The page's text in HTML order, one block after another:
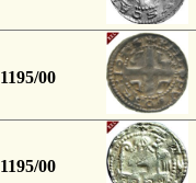
1195/00
1195/00